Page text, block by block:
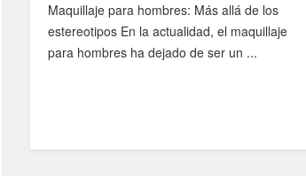
Maquillaje para hombres: Más allá de los
estereotipos En la actualidad, el maquillaje
para hombres ha dejado de ser un ...